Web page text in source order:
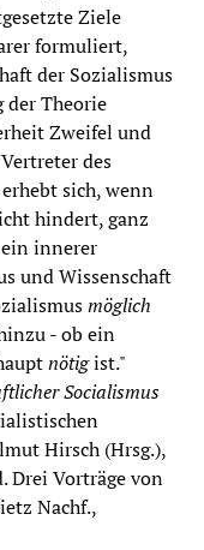
Ziele
formuliert,
der Sozialismus
der Theorie
Zweifel und
des
sich, wenn
hindert, ganz
innerer
und Wissenschaft
möglich
- ob ein
nötigist."
Socialismus
Hirsch (Hrsg.),
Drei Vorträge von
Nachf.,